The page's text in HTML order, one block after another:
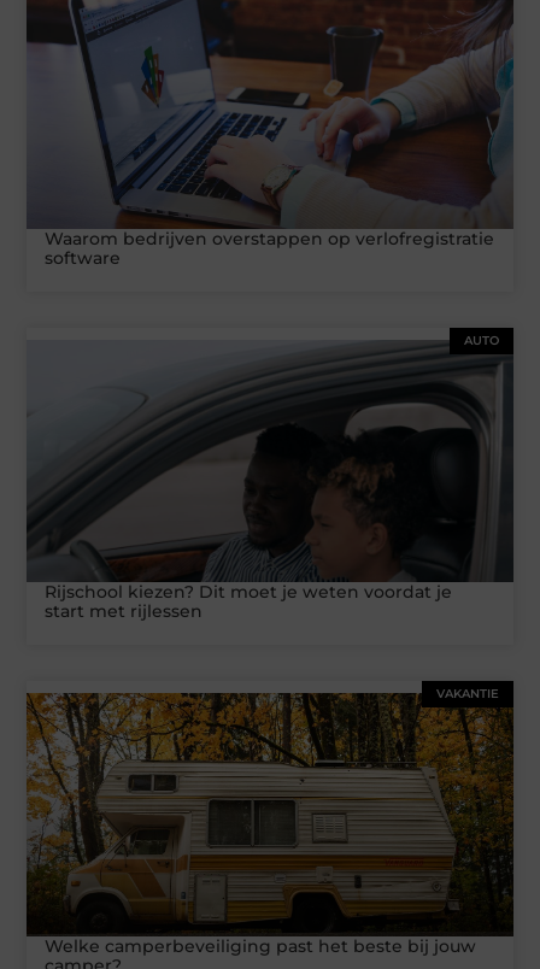
Waarom bedrijven overstappen op verlofregistratie
software
AUTO
Rijschool kiezen? Dit moet je weten voordat je
start met rijlessen
VAKANTIE
Welke camperbeveiliging past het beste bij jouw